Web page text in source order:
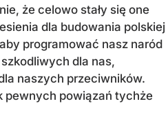
że celowo stały się one
dla budowania polskiej
programować nasz naród
dla nas,
naszych przeciwników.
pewnych powiązań tychże